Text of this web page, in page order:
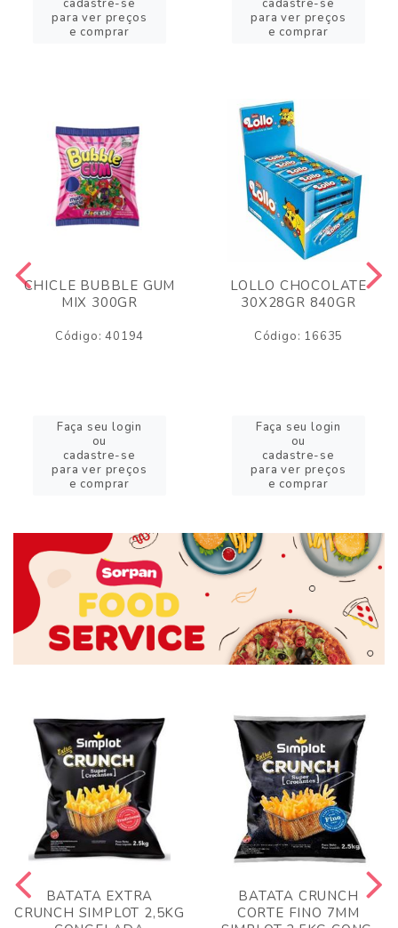
cadastre-se
para ver preços
e comprar
cadastre-se
para ver preços
e comprar
CHICLE BUBBLE GUM
MIX 300GR
Código: 40194
Faça seu login
ou
cadastre-se
para ver preços
e comprar
LOLLO CHOCOLATE
30X28GR 840GR
Código: 16635
Faça seu login
ou
cadastre-se
para ver preços
e comprar
BATATA EXTRA
CRUNCH SIMPLOT 2,5KG
BATATA CRUNCH
CORTE FINO 7MM